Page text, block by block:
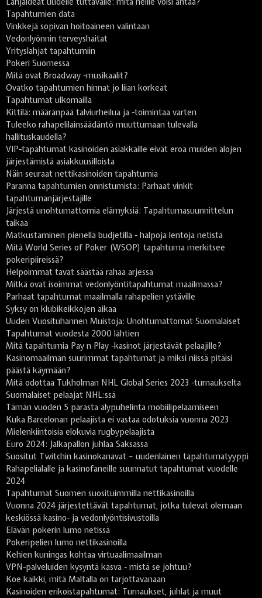
Tapahtumien data
Vinkkejä sopivan hoitoaineen valintaan
Vedonlyönnin terveyshaitat
Yrityslahjat tapahtumiin
Pokeri Suomessa
Mitä ovat Broadway -musikaalit?
Ovatko tapahtumien hinnat jo liian korkeat
Tapahtumat ulkomailla
Kittilä: määränpää talviurheilua ja -toimintaa varten
Tuleeko rahapelilainsäädäntö muuttumaan tulevalla
hallituskaudella?
VIP-tapahtumat kasinoiden asiakkaille eivät eroa muiden alojen
järjestämistä asiakkuusilloista
Näin seuraat nettikasinoiden tapahtumia
Paranna tapahtumien onnistumista: Parhaat vinkit
tapahtumanjärjestäjille
Järjestä unohtumattomia elämyksiä: Tapahtumasuunnittelun
taikaa
Matkustaminen pienellä budjetilla - halpoja lentoja netistä
Mitä World Series of Poker (WSOP) tapahtuma merkitsee
pokeripiireissä?
Helpoimmat tavat säästää rahaa arjessa
Mitkä ovat isoimmat vedonlyöntitapahtumat maailmassa?
Parhaat tapahtumat maailmalla rahapelien ystäville
Syksy on klubikeikkojen aikaa
Uuden Vuosituhannen Muistoja: Unohtumattomat Suomalaiset
Tapahtumat vuodesta 2000 lähtien
Mitä tapahtumia Pay n Play -kasinot järjestävät pelaajille?
Kasinomaailman suurimmat tapahtumat ja miksi niissä pitäisi
päästä käymään?
Mitä odottaa Tukholman NHL Global Series 2023 -turnaukselta
Suomalaiset pelaajat NHL:ssä
Tämän vuoden 5 parasta älypuhelinta mobiilipelaamiseen
Kuka Barcelonan pelaajista ei vastaa odotuksia vuonna 2023
Mielenkiintoisia elokuvia rugbypelaajista
Euro 2024: Jalkapallon juhlaa Saksassa
Suositut Twitchin kasinokanavat – uudenlainen tapahtumatyyppi
Rahapelialalle ja kasinofaneille suunnatut tapahtumat vuodelle
2024
Tapahtumat Suomen suosituimmilla nettikasinoilla
Vuonna 2024 järjestettävät tapahtumat, jotka tulevat olemaan
keskiössä kasino- ja vedonlyöntisivustoilla
Elävän pokerin lumo netissä
Pokeripelien lumo nettikasinoilla
Kehien kuningas kohtaa virtuaalimaailman
VPN-palveluiden kysyntä kasva - mistä se johtuu?
Koe kaikki, mitä Maltalla on tarjottavanaan
Kasinoiden erikoistapahtumat: Turnaukset, juhlat ja muut